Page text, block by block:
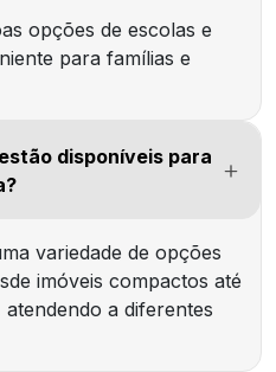
opções de escolas e
para famílias e
disponíveis para
variedade de opções
imóveis compactos até
atendendo a diferentes